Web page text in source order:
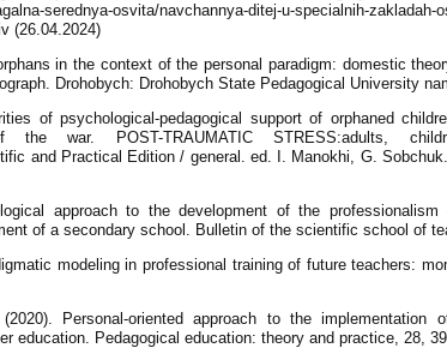
serednya-osvita/navchannya-ditej-u-specialnih-
(26.04.2024)
orphans in the context of the personal paradigm: domestic
Drohobych: Drohobych State Pedagogical University
of psychological-pedagogical support of orphaned
the war. POST-TRAUMATIC STRESS:adults,
and Practical Edition / general. ed. I. Manokhi, G.
approach to the development of the
of a secondary school. Bulletin of the scientific school of
modeling in professional training of future teachers:
Personal-oriented approach to the implementation
education. Pedagogical education: theory and practice, 28,